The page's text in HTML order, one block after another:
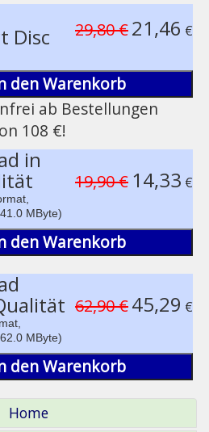
Disc 29,80 €21,46 €
den Warenkorb
ab Bestellungen
108 €!
in
MByte)
19,90 € 14,33 €
den Warenkorb
MByte)
62,90 €45,29 €
den Warenkorb
Home